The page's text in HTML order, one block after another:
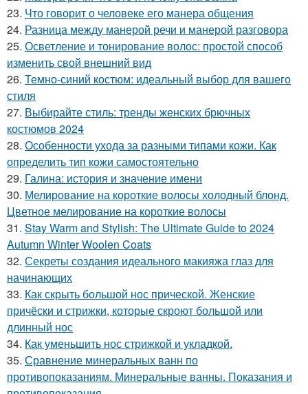
23. Что говорит о человеке его манера общения
24. Разница между манерой речи и манерой разговора
25. Осветление и тонирование волос: простой способ
изменить свой внешний вид
26. Темно-синий костюм: идеальный выбор для вашего
стиля
27. Выбирайте стиль: тренды женских брючных
костюмов 2024
28. Особенности ухода за разными типами кожи. Как
определить тип кожи самостоятельно
29. Галина: история и значение имени
30. Мелирование на короткие волосы холодный блонд.
Цветное мелирование на короткие волосы
31. Stay Warm and Stylish: The Ultimate Guide to 2024
Autumn Winter Woolen Coats
32. Секреты создания идеального макияжа глаз для
начинающих
33. Как скрыть большой нос прической. Женские
причёски и стрижки, которые скроют большой или
длинный нос
34. Как уменьшить нос стрижкой и укладкой.
35. Сравнение минеральных ванн по
противопоказаниям. Минеральные ванны. Показания и